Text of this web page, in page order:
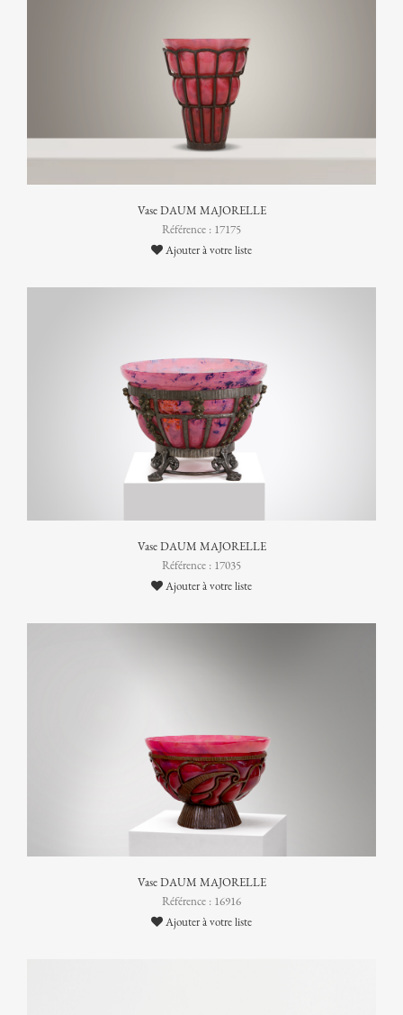
Vase DAUM MAJORELLE
Référence : 17175
Ajouter à votre liste
Vase DAUM MAJORELLE
Référence : 17035
Ajouter à votre liste
Vase DAUM MAJORELLE
Référence : 16916
Ajouter à votre liste